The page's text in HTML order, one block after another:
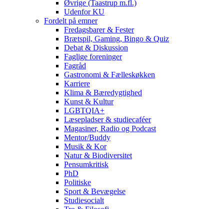
Øvrige (Taastrup m.fl.)
Udenfor KU
Fordelt på emner
Fredagsbarer & Fester
Brætspil, Gaming, Bingo & Quiz
Debat & Diskussion
Faglige foreninger
Fagråd
Gastronomi & Fælleskøkken
Karriere
Klima & Bæredygtighed
Kunst & Kultur
LGBTQIA+
Læsepladser & studiecaféer
Magasiner, Radio og Podcast
Mentor/Buddy
Musik & Kor
Natur & Biodiversitet
Pensumkritisk
PhD
Politiske
Sport & Bevægelse
Studiesocialt